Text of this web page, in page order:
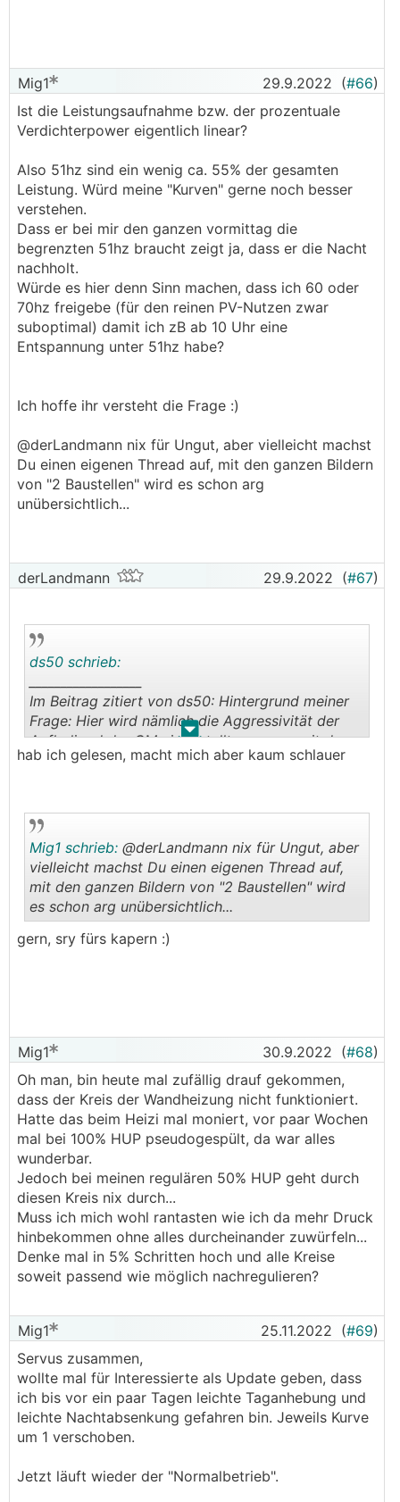
Mig1 29.9.2022 (#66)
Ist die Leistungsaufnahme bzw. der prozentuale
Verdichterpower eigentlich linear?
Also 51hz sind ein wenig ca. 55% der gesamten
Leistung. Würd meine "Kurven" gerne noch besser
verstehen.
Dass er bei mir den ganzen vormittag die
begrenzten 51hz braucht zeigt ja, dass er die Nacht
nachholt.
Würde es hier denn Sinn machen, dass ich 60 oder
70hz freigebe (für den reinen PV-Nutzen zwar
suboptimal) damit ich zB ab 10 Uhr eine
Entspannung unter 51hz habe?
Ich hoffe ihr versteht die Frage :)
@derLandmann nix für Ungut, aber vielleicht machst
Du einen eigenen Thread auf, mit den ganzen Bildern
von "2 Baustellen" wird es schon arg
unübersichtlich...
derLandmann 29.9.2022 (#67)
. .
ds50 schrieb:
Im Beitrag zitiert von ds50: Hintergrund meiner
Frage: Hier wird nämlich die Aggressivität der
Aufholjagd der GM eingestellt, genauer mit dem
Parameter "Rel. GM Start Zusatzheizung".
https://www.energiesparhaus.at/forum-s1x55-mo
dulationsverhalten/59907
hab ich gelesen, macht mich aber kaum schlauer
..
Mig1 schrieb: @derLandmann nix für Ungut, aber
vielleicht machst Du einen eigenen Thread auf,
mit den ganzen Bildern von "2 Baustellen" wird
es schon arg unübersichtlich...
gern, sry fürs kapern :)
Mig1 30.9.2022 (#68)
Oh man, bin heute mal zufällig drauf gekommen,
dass der Kreis der Wandheizung nicht funktioniert.
Hatte das beim Heizi mal moniert, vor paar Wochen
mal bei 100% HUP pseudogespült, da war alles
wunderbar.
Jedoch bei meinen regulären 50% HUP geht durch
diesen Kreis nix durch...
Muss ich mich wohl rantasten wie ich da mehr Druck
hinbekommen ohne alles durcheinander zuwürfeln...
Denke mal in 5% Schritten hoch und alle Kreise
soweit passend wie möglich nachregulieren?
Mig1 25.11.2022 (#69)
Servus zusammen,
wollte mal für Interessierte als Update geben, dass
ich bis vor ein paar Tagen leichte Taganhebung und
leichte Nachtabsenkung gefahren bin. Jeweils Kurve
um 1 verschoben.
Jetzt läuft wieder der "Normalbetrieb".